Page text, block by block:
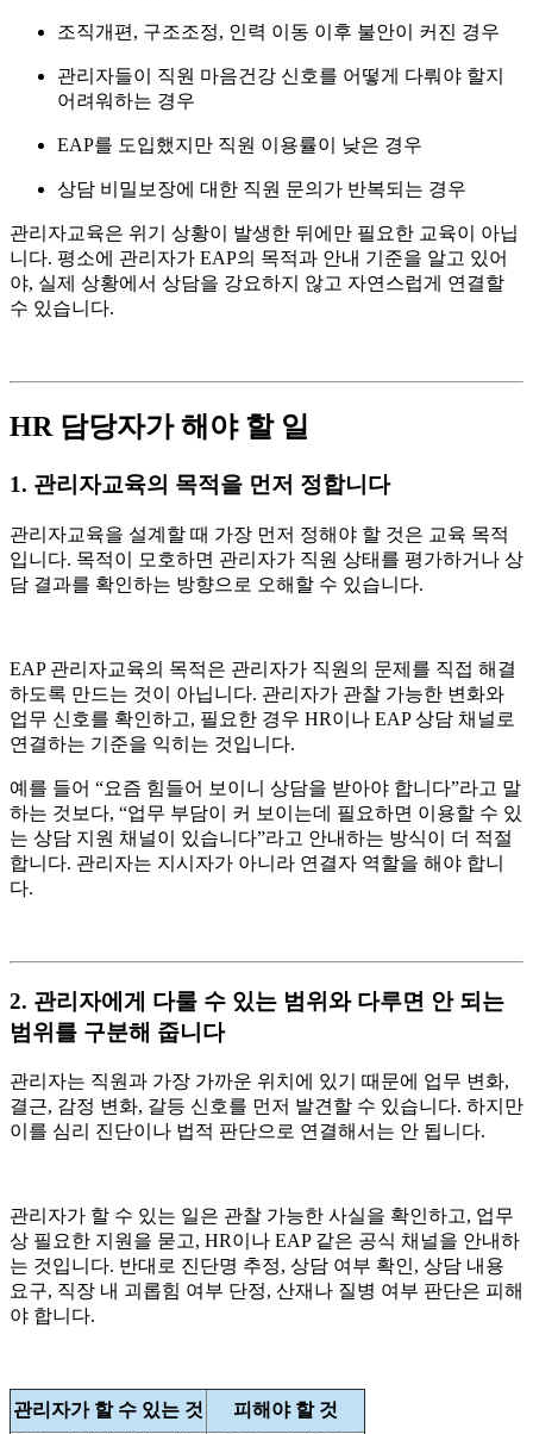
조직개편, 구조조정, 인력 이동 이후 불안이 커진 경우
관리자들이 직원 마음건강 신호를 어떻게 다뤄야 할지
어려워하는 경우
EAP를 도입했지만 직원 이용률이 낮은 경우
상담 비밀보장에 대한 직원 문의가 반복되는 경우
관리자교육은 위기 상황이 발생한 뒤에만 필요한 교육이 아닙
니다. 평소에 관리자가 EAP의 목적과 안내 기준을 알고 있어
야, 실제 상황에서 상담을 강요하지 않고 자연스럽게 연결할
수 있습니다.
HR 담당자가 해야 할 일
1. 관리자교육의 목적을 먼저 정합니다
관리자교육을 설계할 때 가장 먼저 정해야 할 것은 교육 목적
입니다. 목적이 모호하면 관리자가 직원 상태를 평가하거나 상
담 결과를 확인하는 방향으로 오해할 수 있습니다.
EAP 관리자교육의 목적은 관리자가 직원의 문제를 직접 해결
하도록 만드는 것이 아닙니다. 관리자가 관찰 가능한 변화와
업무 신호를 확인하고, 필요한 경우 HR이나 EAP 상담 채널로
연결하는 기준을 익히는 것입니다.
예를 들어 “요즘 힘들어 보이니 상담을 받아야 합니다”라고 말
하는 것보다, “업무 부담이 커 보이는데 필요하면 이용할 수 있
는 상담 지원 채널이 있습니다”라고 안내하는 방식이 더 적절
합니다. 관리자는 지시자가 아니라 연결자 역할을 해야 합니
다.
2. 관리자에게 다룰 수 있는 범위와 다루면 안 되는
범위를 구분해 줍니다
관리자는 직원과 가장 가까운 위치에 있기 때문에 업무 변화,
결근, 감정 변화, 갈등 신호를 먼저 발견할 수 있습니다. 하지만
이를 심리 진단이나 법적 판단으로 연결해서는 안 됩니다.
관리자가 할 수 있는 일은 관찰 가능한 사실을 확인하고, 업무
상 필요한 지원을 묻고, HR이나 EAP 같은 공식 채널을 안내하
는 것입니다. 반대로 진단명 추정, 상담 여부 확인, 상담 내용
요구, 직장 내 괴롭힘 여부 단정, 산재나 질병 여부 판단은 피해
야 합니다.
관리자가 할 수 있는 것
피해야 할 것